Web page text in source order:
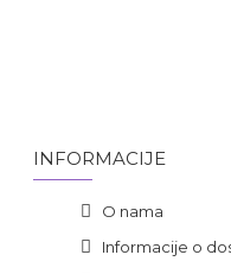
INFORMACIJE
O nama
Informacije o